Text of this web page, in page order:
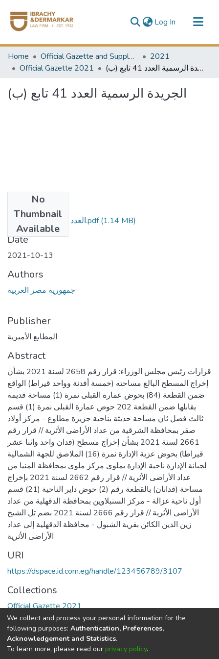
Log In (current)
Communities & Collections
All of DSpace
Home Official Gazette and Supplement
2021
Official Gazette 2021
الجريدة الرسمية العدد 41 تابع (ب)
الجريدة الرسمية العدد 41 تابع (ب)
No
Thumbnail
Available
العدد 41 تابع ب مؤمن.pdf(1.14 MB)
Date
2021-10-13
Authors
جمهورية مصر العربية
Publisher
المطابع الأميرية
Abstract
قرارات رئيس مجلس الوزراء: قرار رقم 2658 لسنة 2021 بشأن
إخراج المسطح البالغ مساحته (خمسة أفدنة وواحد قيراط) الواقع
ضمن القطعة (84) بحوض عمارة القبلى نمرة (1) مساحة قديمة
يقابلها ضمن القطعة 202 حوض عمارة القبلى نمرة (1) قسم
ثالث فصل ثان مساحة حديثة بناحية جزيرة مطاوع - مركز أولاد
صقر بمحافظة الشرقية من عداد الأراضى الأثرية // قرار رقم
2661 لسنة 2021 بشأن إخراج مسطح (فدان واحد واثنا عشر
قيراطا) بحوض عزبة الإدارة نمرة (16) الملاصق للجهة الشمالية
لجبانة الإدارة ناحية الإدارة بملوى مركز ملوى بمحافظة المنيا من
عداد الأراضى الأثرية // قرار رقم 2662 لسنة 2021 بإخراج
مساحة (فدانان) بالقطعة رقم (2) حوض داير الناحية (21) قسم
أول ناحية غزالة - مركز السنبلاوين بمحافظة الدقهلية من عداد
الأراضى الأثرية // قرار رقم 2666 لسنة 2021 بضم تل الشيخ
زين الدين الكائن بقرية الشبول - محافظة الدقهلية إلى عداد
الأراضى الأثرية
URI
https://dspace.id.com.eg/handle/123456789/3107
Collections
Official Gazette 2021
Full item page
DSpace softwarecopyright © 2002-2026
We collect and process your personal information for the
following purposes: Authentication, Preferences,
Acknowledgement and Statistics.
To learn more, please read our privacy policy.